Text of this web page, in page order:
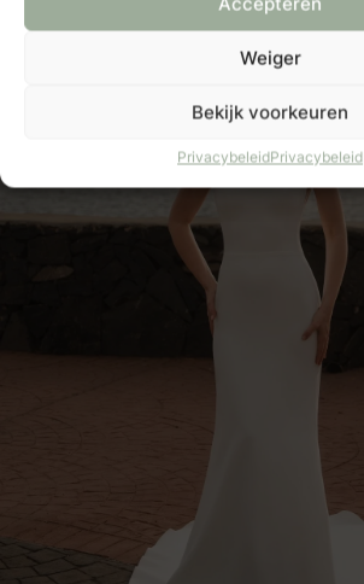
Weiger
Bekijk voorkeuren
PrivacybeleidPrivacybeleid